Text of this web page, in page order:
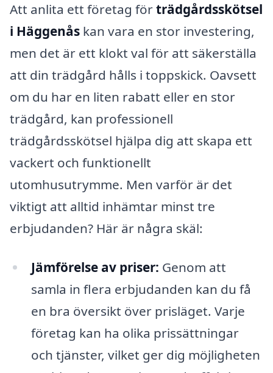
Att anlita ett företag förträdgårdsskötsel
i Häggenås kan vara en stor investering,
men det är ett klokt val för att säkerställa
att din trädgård hålls i toppskick. Oavsett
om du har en liten rabatt eller en stor
trädgård, kan professionell
trädgårdsskötsel hjälpa dig att skapa ett
vackert och funktionellt
utomhusutrymme. Men varför är det
viktigt att alltid inhämtar minst tre
erbjudanden? Här är några skäl:
Jämförelse av priser: Genom att
samla in flera erbjudanden kan du få
en bra översikt över prisläget. Varje
företag kan ha olika prissättningar
och tjänster, vilket ger dig möjligheten